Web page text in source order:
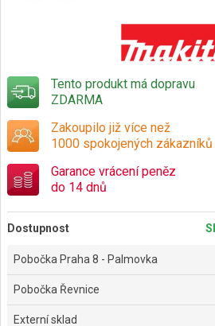
Tento produkt má dopravu
ZDARMA
Zakoupilo již více než
1000 spokojených zákazníků
Garance vrácení peněz
do 14 dnů
Dostupnost
Pobočka Praha 8 - Palmovka
Pobočka Řevnice
Externí sklad